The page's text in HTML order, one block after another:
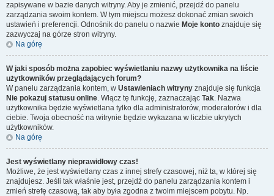
zapisywane w bazie danych witryny. Aby je zmienić, przejdź do panelu
zarządzania swoim kontem. W tym miejscu możesz dokonać zmian swoich
ustawień i preferencji. Odnośnik do panelu o nazwie Moje konto znajduje się
zazwyczaj na górze stron witryny.
Na górę
W jaki sposób można zapobiec wyświetlaniu nazwy użytkownika na liście
użytkowników przeglądających forum?
W panelu zarządzania kontem, w Ustawieniach witryny znajduje się funkcja
Nie pokazuj statusu online. Włącz tę funkcję, zaznaczając Tak. Nazwa
użytkownika będzie wyświetlana tylko dla administratorów, moderatorów i dla
ciebie. Twoja obecność na witrynie będzie wykazana w liczbie ukrytych
użytkowników.
Na górę
Jest wyświetlany nieprawidłowy czas!
Możliwe, że jest wyświetlany czas z innej strefy czasowej, niż ta, w której się
znajdujesz. Jeśli tak właśnie jest, przejdź do panelu zarządzania kontem i
zmień strefę czasową, tak aby była zgodna z twoim miejscem pobytu. Np.